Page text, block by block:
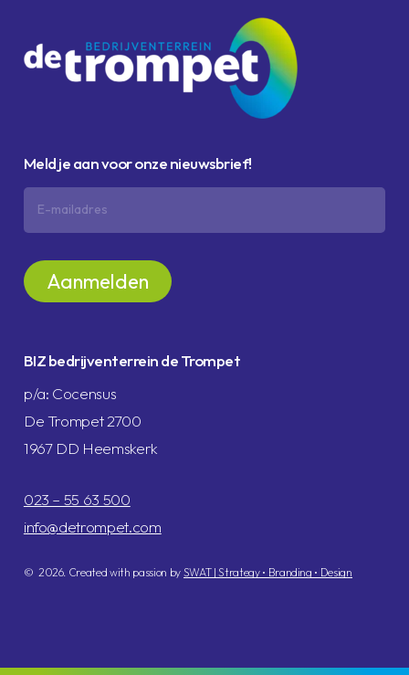
Meld je aan voor onze nieuwsbrief!
BIZ bedrijventerrein de Trompet
p/a: Cocensus
De Trompet 2700
1967 DD Heemskerk
023 – 55 63 500
info@detrompet.com
© 2026. Created with passion by SWAT | Strategy • Branding • Design